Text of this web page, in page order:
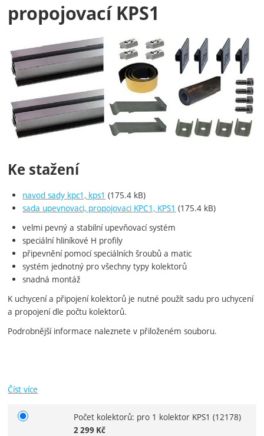
propojovací KPS1
Fotografie
Ke stažení
navod sady kpc1, kps1 (175.4 kB)
sada upevnovaci, propojovaci KPC1, KPS1 (175.4 kB)
velmi pevný a stabilní upevňovací systém
speciální hliníkové H profily
připevnění pomocí speciálních šroubů a matic
systém jednotný pro všechny typy kolektorů
snadná montáž
K uchycení a připojení kolektorů je nutné použít sadu pro uchycení
a propojení dle počtu kolektorů.
Podrobnější informace naleznete v přiloženém souboru.
Číst více
Vyberte variantuPočet kolektorů: pro 1 kolektor KPS1(12178)
2 299 Kč